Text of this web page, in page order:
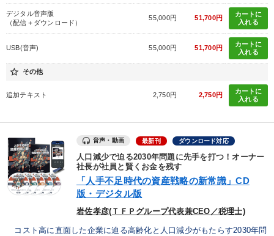
デジタル音声版
（配信＋ダウンロード）
55,000円 51,700円
カートに
入れる
USB(音声) 55,000円 51,700円
カートに
入れる
star_border その他
追加テキスト 2,750円 2,750円
カートに
入れる
音声・動画 最新刊 ダウンロード対応
人口減少で迫る2030年問題に先手を打つ！オーナー
社長が社員と賢くお金を残す
「人手不足時代の資産戦略の新常識」CD
版・デジタル版
岩佐孝彦(ＴＦＰグループ代表兼CEO／税理士)
コスト高に直面した企業に迫る高齢化と人口減少がもたらす2030年問